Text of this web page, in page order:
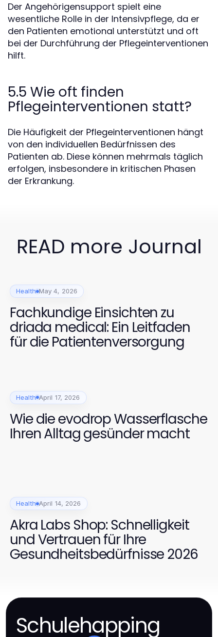
Der Angehörigensupport spielt eine
wesentliche Rolle in der Intensivpflege, da er
den Patienten emotional unterstützt und oft
bei der Durchführung der Pflegeinterventionen
hilft.
5.5 Wie oft finden
Pflegeinterventionen statt?
Die Häufigkeit der Pflegeinterventionen hängt
von den individuellen Bedürfnissen des
Patienten ab. Diese können mehrmals täglich
erfolgen, insbesondere in kritischen Phasen
der Erkrankung.
READ more Journal
Health May 4, 2026
Fachkundige Einsichten zu
driada medical: Ein Leitfaden
für die Patientenversorgung
Health April 17, 2026
Wie die evodrop Wasserflasche
Ihren Alltag gesünder macht
Health April 14, 2026
Akra Labs Shop: Schnelligkeit
und Vertrauen für Ihre
Gesundheitsbedürfnisse 2026
Schulehapping